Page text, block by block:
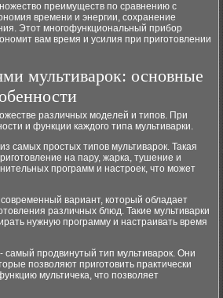
преимуществ по сравнению с
времени и энергии, сохранение
Этот многофункциональный прибор
вам время и усилия при приготовлении
мультиварок: основные
различных моделей и типов. При
и функции каждого типа мультиварки.
самых простых типов мультиварок. Такая
на пару, жарка, тушение и
программ и настроек, что может
вариант, который обладает
различных блюд. Такие мультиварки
нужную программу и настраивать время
- самый продвинутый тип мультиварок. Они
позволяют приготовить практически
мультичека, что позволяет